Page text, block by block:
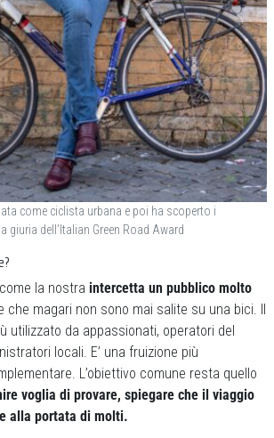
come ciclista urbana e poi ha scoperto i
giuria dell’Italian Green Road Award
la nostra intercetta un pubblico molto
che magari non sono mai salite su una bici. Il
utilizzato da appassionati, operatori del
locali. E’ una fruizione più
L’obiettivo comune resta quello
voglia di provare, spiegare che il viaggio
alla portata di molti.